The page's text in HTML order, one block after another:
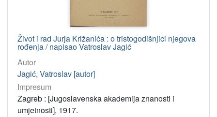
Život i rad Jurja Križanića : o tristogodišnjici njegova
rođenja / napisao Vatroslav Jagić
Autor
Jagić, Vatroslav [autor]
Impresum
Zagreb : [Jugoslavenska akademija znanosti i
umjetnosti], 1917.